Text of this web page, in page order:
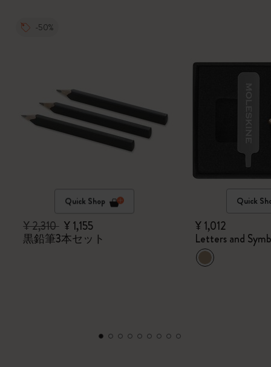
-50%
Quick Shop
¥ 2,310 ¥ 1,155
黒鉛筆3本セット
Quick
¥ 1,012
Letters and